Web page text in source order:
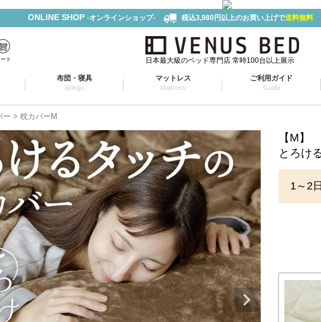
ONLINE SHOP -オンラインショップ- 税込3,980円以上のお買い上げで送料無料
ト 日本最大級のベッド専門店 常時100台以上展示
布団・寝具
Shingu
マットレス
Mattress
ご利用ガイド
Guide
ー 枕カバーM
【M】
とろけ
1～2